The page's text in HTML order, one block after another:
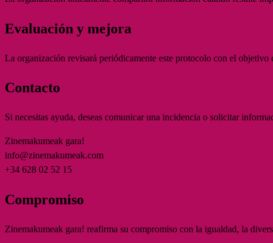
Evaluación y mejora
La organización revisará periódicamente este protocolo con el
Contacto
Si necesitas ayuda, deseas comunicar una incidencia o solicitar
Zinemakumeak gara!
info@zinemakumeak.com
+34 628 02 52 15
Compromiso
Zinemakumeak gara! reafirma su compromiso con la igualdad, la